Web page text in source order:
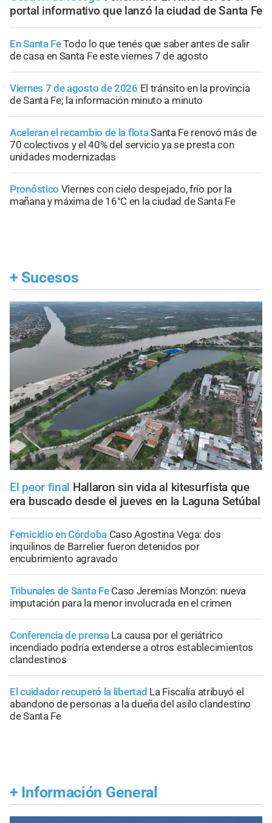
portal informativo que lanzó la ciudad de Santa Fe
En Santa FeTodo lo que tenés que saber antes de salir
de casa en Santa Fe este viernes 7 de agosto
Viernes 7 de agosto de 2026 El tránsito en la provincia
de Santa Fe; la información minuto a minuto
Aceleran el recambio de la flotaSanta Fe renovó más de
70 colectivos y el 40% del servicio ya se presta con
unidades modernizadas
Pronóstico Viernes con cielo despejado, frío por la
mañana y máxima de 16°C en la ciudad de Santa Fe
+ Sucesos
El peor final Hallaron sin vida al kitesurfista que
era buscado desde el jueves en la Laguna Setúbal
Femicidio en Córdoba Caso Agostina Vega: dos
inquilinos de Barrelier fueron detenidos por
encubrimiento agravado
Tribunales de Santa Fe Caso Jeremías Monzón: nueva
imputación para la menor involucrada en el crimen
Conferencia de prensa La causa por el geriátrico
incendiado podría extenderse a otros establecimientos
clandestinos
El cuidador recuperó la libertad La Fiscalía atribuyó el
abandono de personas a la dueña del asilo clandestino
de Santa Fe
+ Información General